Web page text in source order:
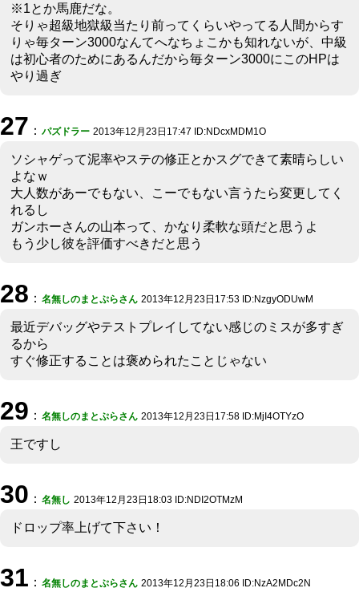
※1とか馬鹿だな。
そりゃ超級地獄級当たり前ってくらいやってる人間からす
りゃ毎ターン3000なんてへなちょこかも知れないが、中級
は初心者のためにあるんだから毎ターン3000にこのHPは
やり過ぎ
27 ： パズドラー 2013年12月23日17:47 ID:NDcxMDM1O
ソシャゲって泥率やステの修正とかスグできて素晴らしい
よなｗ
大人数があーでもない、こーでもない言うたら変更してく
れるし
ガンホーさんの山本って、かなり柔軟な頭だと思うよ
もう少し彼を評価すべきだと思う
28 ： 名無しのまとぷらさん 2013年12月23日17:53 ID:NzgyODUwM
最近デバッグやテストプレイしてない感じのミスが多すぎ
るから
すぐ修正することは褒められたことじゃない
29 ： 名無しのまとぷらさん 2013年12月23日17:58 ID:MjI4OTYzO
王ですし
30 ： 名無し 2013年12月23日18:03 ID:NDI2OTMzM
ドロップ率上げて下さい！
31 ： 名無しのまとぷらさん 2013年12月23日18:06 ID:NzA2MDc2N